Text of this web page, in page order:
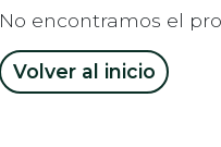
No encontramos el
Volver al inicio